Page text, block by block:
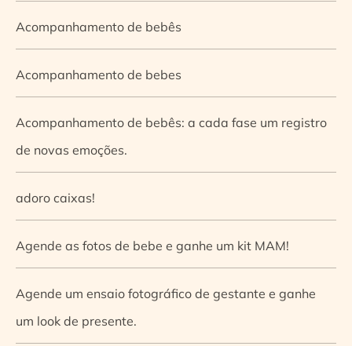
Acompanhamento de bebês
Acompanhamento de bebes
Acompanhamento de bebês: a cada fase um registro
de novas emoções.
adoro caixas!
Agende as fotos de bebe e ganhe um kit MAM!
Agende um ensaio fotográfico de gestante e ganhe
um look de presente.